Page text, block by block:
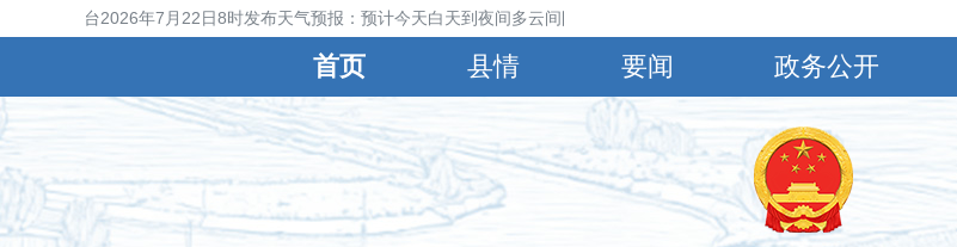
晋县气象台2026年7月22日8时发布天气预报：预计今天白天到夜间多云间阴，有小到中雨，偏南风4～5级，阵风6～8级，最高
首页 县情 要闻 政务公开